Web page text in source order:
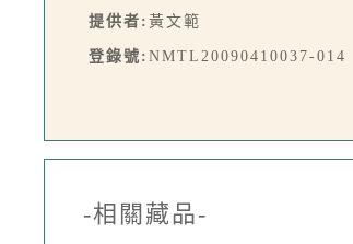
提供者: 黃文範
登錄號: NMTL20090410037-014
-相關藏品-